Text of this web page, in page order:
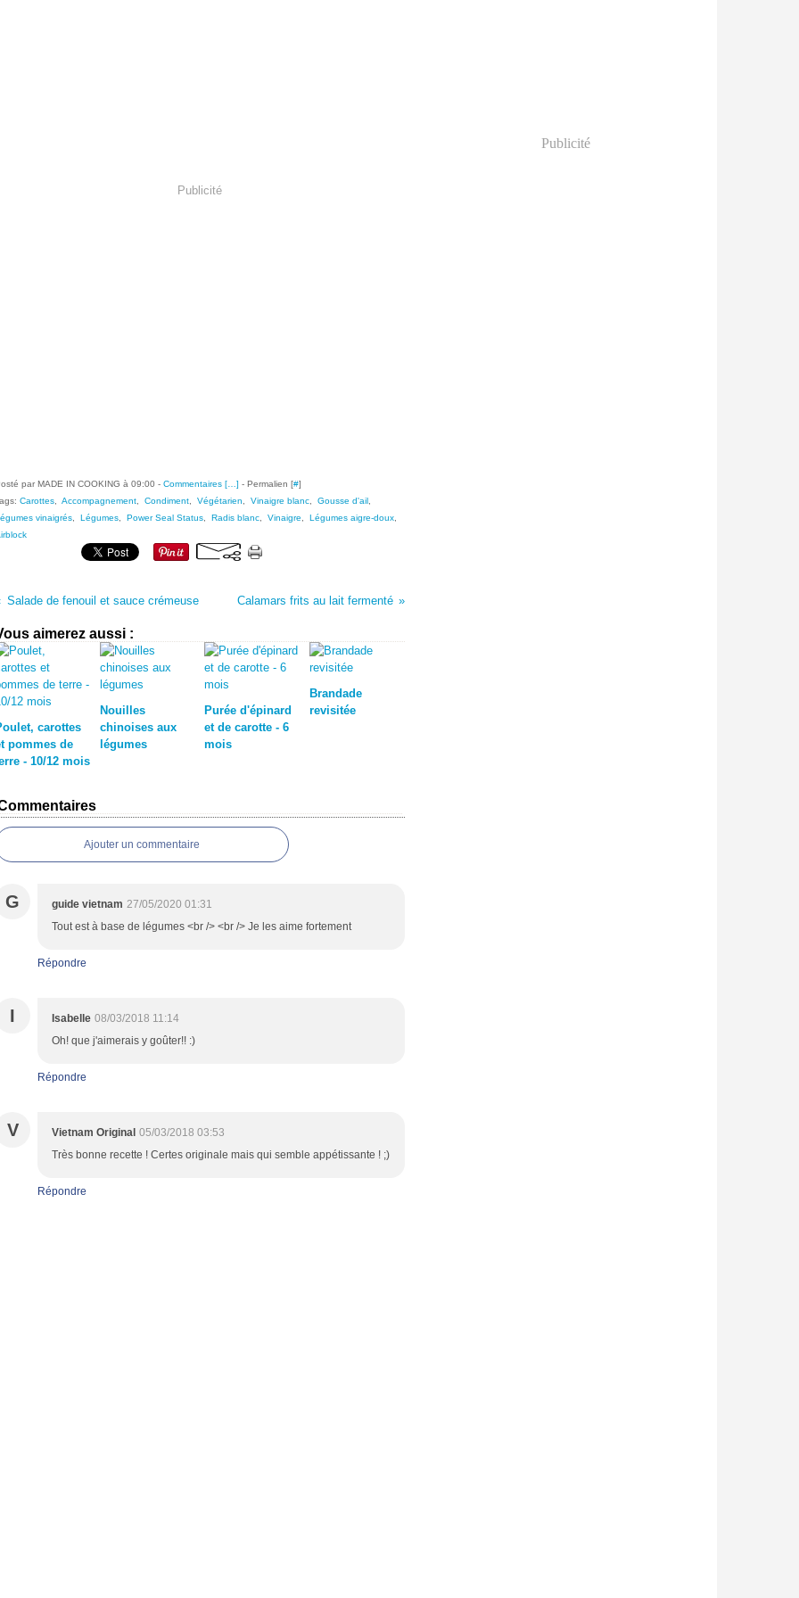
Publicité
par MADE IN COOKING à 09:00 - Commentaires [ ] - Permalien [#]
Carottes Accompagnement Condiment Végétarien Vinaigre blanc Gousse d'ail
vinaigrés
Légumes Power Seal Status Radis blanc Vinaigre Légumes aigre-doux
Salade de fenouil et sauce crémeuse Calamars frits au lait fermenté
aimerez aussi :
carottes
pommes de
- 10/12 mois
Nouilles
chinoises aux
légumes
Purée d'épinard
et de carotte - 6
mois
Brandade
revisitée
Ajouter un commentaire
G guide vietnam 27/05/2020 01:31
Tout est à base de légumes <br /> <br /> Je les aime fortement
Répondre
I Isabelle 08/03/2018 11:14
Oh! que j'aimerais y goûter!! :)
Répondre
V Vietnam Original 05/03/2018 03:53
Très bonne recette ! Certes originale mais qui semble appétissante ! ;)
Répondre
Publicité